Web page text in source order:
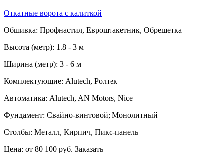
Откатные ворота с калиткой
Обшивка: Профнастил, Евроштакетник, Обрешетка
Высота (метр): 1.8 - 3 м
Ширина (метр): 3 - 6 м
Комплектующие: Alutech, Ролтек
Автоматика: Alutech, AN Motors, Nice
Фундамент: Свайно-винтовой; Монолитный
Столбы: Металл, Кирпич, Пикс-панель
Цена: от 80 100 руб. Заказать